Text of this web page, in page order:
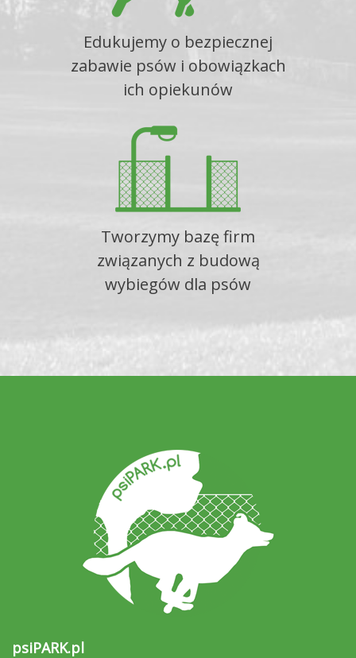
Edukujemy o bezpiecznej
zabawie psów i obowiązkach
ich opiekunów
Tworzymy bazę firm
związanych z budową
wybiegów dla psów
psiPARK.pl